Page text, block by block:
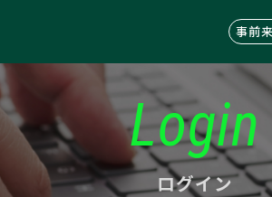
事前
Login
ログイン